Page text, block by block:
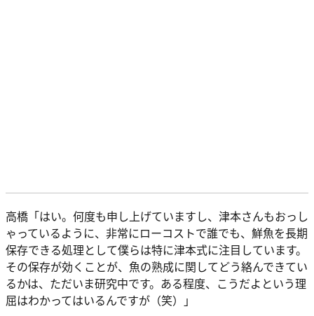
高橋「はい。何度も申し上げていますし、津本さんもおっし
ゃっているように、非常にローコストで誰でも、鮮魚を長期
保存できる処理として僕らは特に津本式に注目しています。
その保存が効くことが、魚の熟成に関してどう絡んできてい
るかは、ただいま研究中です。ある程度、こうだよという理
屈はわかってはいるんですが（笑）」